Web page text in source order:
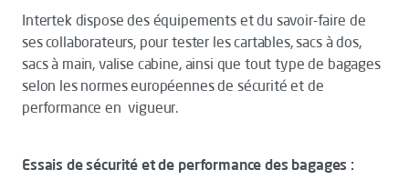
Intertek dispose des équipements et du savoir-faire de
ses collaborateurs, pour tester les cartables, sacs à dos,
sacs à main, valise cabine, ainsi que tout type de bagages
selon les normes européennes de sécurité et de
performance en vigueur.
Essais de sécurité et de performance des bagages :